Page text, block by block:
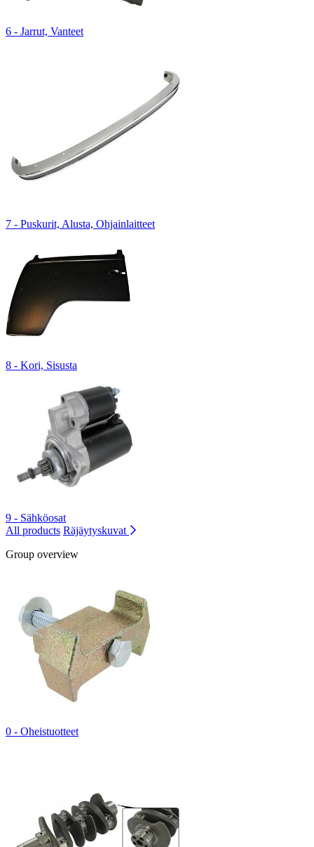
6 - Jarrut, Vanteet
7 - Puskurit, Alusta, Ohjainlaitteet
8 - Kori, Sisusta
9 - Sähköosat
All products Räjäytyskuvat
Group overview
0 - Oheistuotteet